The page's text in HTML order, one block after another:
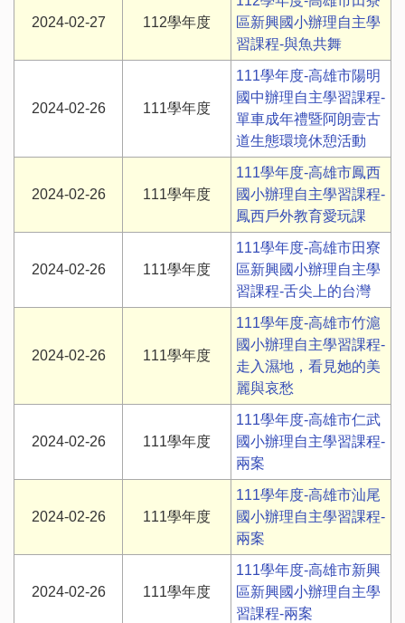
2024-02-27 112學年度
區新興國小辦理自主學
習課程-與魚共舞
2024-02-26 111學年度
111學年度-高雄市陽明
國中辦理自主學習課程-
單車成年禮暨阿朗壹古
道生態環境休憩活動
2024-02-26 111學年度
111學年度-高雄市鳳西
國小辦理自主學習課程-
鳳西戶外教育愛玩課
2024-02-26 111學年度
111學年度-高雄市田寮
區新興國小辦理自主學
習課程-舌尖上的台灣
2024-02-26 111學年度
111學年度-高雄市竹滬
國小辦理自主學習課程-
走入濕地，看見她的美
麗與哀愁
2024-02-26 111學年度
111學年度-高雄市仁武
國小辦理自主學習課程-
兩案
2024-02-26 111學年度
111學年度-高雄市汕尾
國小辦理自主學習課程-
兩案
2024-02-26 111學年度
111學年度-高雄市新興
區新興國小辦理自主學
習課程-兩案